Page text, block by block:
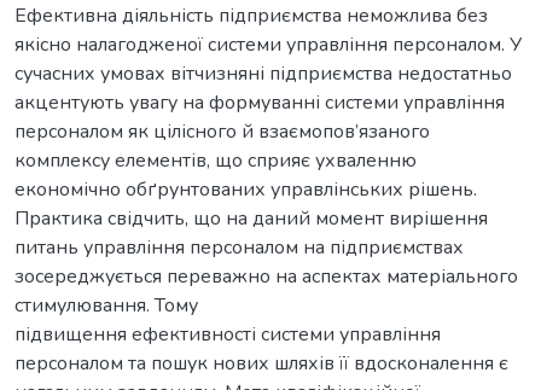
Ефективна діяльність підприємства неможлива без
якісно налагодженої системи управління персоналом. У
сучасних умовах вітчизняні підприємства недостатньо
акцентують увагу на формуванні системи управління
персоналом як цілісного й взаємопов’язаного
комплексу елементів, що сприяє ухваленню
економічно обґрунтованих управлінських рішень.
Практика свідчить, що на даний момент вирішення
питань управління персоналом на підприємствах
зосереджується переважно на аспектах матеріального
стимулювання. Тому
підвищення ефективності системи управління
персоналом та пошук нових шляхів її вдосконалення є